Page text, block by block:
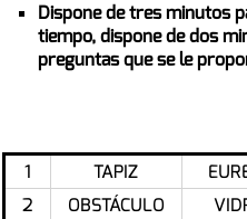
Dispone de tres minutos
tiempo, dispone de dos
preguntas que se le
1 TAPIZ
2
OBSTÁCULO